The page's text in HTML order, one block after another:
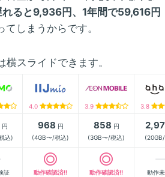
れると9,936円、1年間で59,616円
しまうからです。
横スライドできます。
4.0 3.9 3.8
円
込)
968 円
(4GB〜/税込)
858 円
(3GB〜/税込)
証 動作確認済!! 動作確認済!! 動作